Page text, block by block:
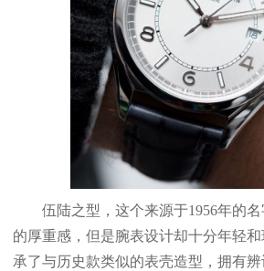
伍陆之型，这个来源于1956年的名
的厚重感，但是腕表设计却十分年轻
承了与历史款类似的表壳造型，拥有